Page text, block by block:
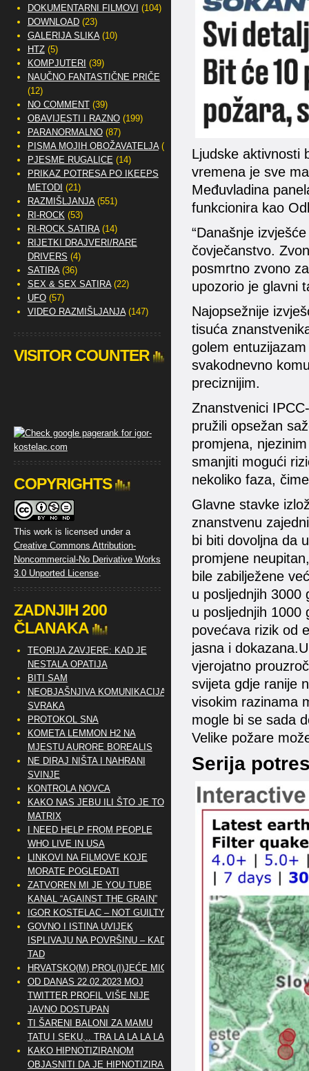
Ljudske aktivnosti
vremena je sve
Međuvladina
funkcionira kao
“Današnje
čovječanstvo.
posmrtno zvono
upozorio je glavni
Najopsežnije
tisuća
golem
svakodnevno
preciznijim.
Znanstvenici
pružili opsežan
promjena,
smanjiti mogući
nekoliko faza,
Glavne stavke
znanstvenu
bi biti dovoljna da
promjene
bile zabilježene
u posljednjih 3000
u posljednjih 1000
povećava rizik od
jasna i
vjerojatno
svijeta gdje ranije
visokim razinama
mogle bi se sada
Velike požare
Serija
DOKUMENTARNI FILMOVI (104)
DOWNLOAD(23)
GALERIJA SLIKA(10)
HTZ(5)
KOMPJUTERI (39)
NAUČNO FANTASTIČNE PRIČE
(12)
NO COMMENT(39)
OBAVIJESTI I RAZNO(199)
PARANORMALNO(87)
PISMA MOJIH OBOŽAVATELJA(2)
PJESME RUGALICE (14)
PRIKAZ POTRESA PO IKEEPS
METODI (21)
RAZMIŠLJANJA(551)
RI-ROCK(53)
RI-ROCK SATIRA(14)
RIJETKI DRAJVERI/RARE
DRIVERS (4)
SATIRA(36)
SEX & SEX SATIRA(22)
UFO(57)
VIDEO RAZMIŠLJANJA(147)
VISITOR COUNTER
COPYRIGHTS
This work is licensed under a
Creative Commons Attribution-
Noncommercial-No Derivative Works
3.0 Unported License.
ZADNJIH 200
ČLANAKA
TEORIJA ZAVJERE: KAD JE
NESTALA OPATIJA
BITI SAM
NEOBJAŠNJIVA KOMUNIKACIJA
SVRAKA
PROTOKOL SNA
KOMETA LEMMON H2 NA
MJESTU AURORE BOREALIS
NE DIRAJ NIŠTA I NAHRANI
SVINJE
KONTROLA NOVCA
KAKO NAS JEBU ILI ŠTO JE TO
MATRIX
I NEED HELP FROM PEOPLE
WHO LIVE IN USA
LINKOVI NA FILMOVE KOJE
MORATE POGLEDATI
ZATVOREN MI JE YOU TUBE
KANAL “AGAINST THE GRAIN”
IGOR KOSTELAC – NOT GUILTY
GOVNO I ISTINA UVIJEK
ISPLIVAJU NA POVRŠINU – KAD
TAD
HRVATSKO(M) PROL(I)JEĆE MIG
OD DANAS 22.02.2023 MOJ
TWITTER PROFIL VIŠE NIJE
JAVNO DOSTUPAN
TI ŠARENI BALONI ZA MAMU
TATU I SEKU,.. TRA LA LA LA LA
KAKO HIPNOTIZIRANOM
OBJASNITI DA JE HIPNOTIZIRAN